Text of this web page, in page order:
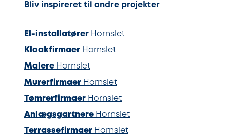
Bliv inspireret til andre projekter
El-installatører Hornslet
Kloakfirmaer Hornslet
Malere Hornslet
Murerfirmaer Hornslet
Tømrerfirmaer Hornslet
Anlægsgartnere Hornslet
Terrassefirmaer Hornslet